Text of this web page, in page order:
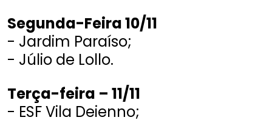
Segunda-Feira 10/11
- Jardim Paraíso;
- Júlio de Lollo.
Terça-feira – 11/11
- ESF Vila Deienno;